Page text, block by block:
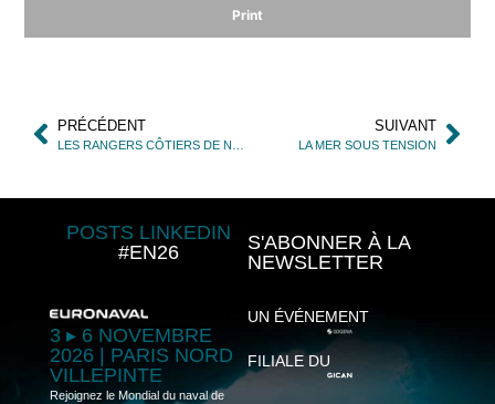
Print
PRÉCÉDENT SUIVANT
LA MER SOUS TENSION
POSTS LINKEDIN
#EN26
S'ABONNER À LA
NEWSLETTER
3 ▸ 6 NOVEMBRE
2026 | PARIS NORD
VILLEPINTE
Rejoignez le Mondial du naval de
UN ÉVÉNEMENT
FILIALE DU